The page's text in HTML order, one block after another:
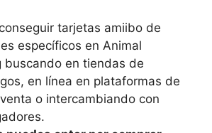
tarjetas ‍amiibo de
específicos⁣ en Animal
buscando en tiendas de
‌en línea en plataformas de
o intercambiando con